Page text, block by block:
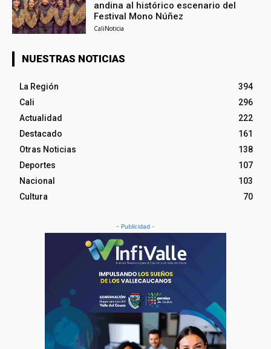
andina al histórico escenario del
Festival Mono Núñez
CaliNoticia -
NUESTRAS NOTICIAS
La Región
394
Cali
296
Actualidad
222
Destacado
161
Otras Noticias
138
Deportes
107
Nacional
103
Cultura
70
- Publicidad -